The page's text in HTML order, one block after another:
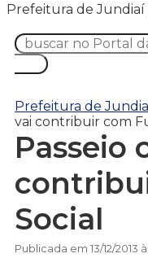
Prefeitura de Jundiaí
Prefeitura de
vai contribuir com
Passeio
Social
Publicada em 13/12/2013 às